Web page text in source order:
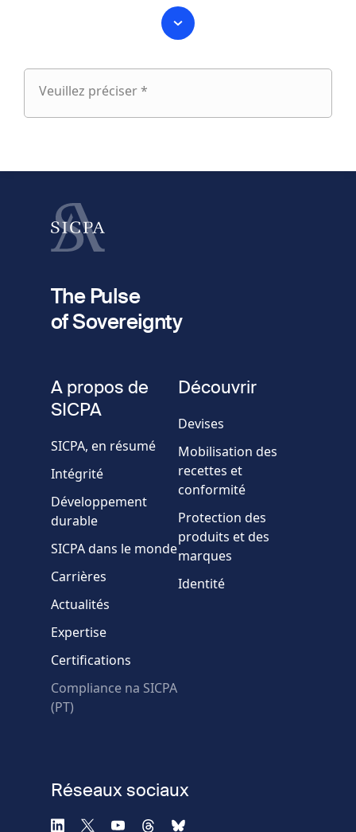
Veuillez préciser *
Veuillez
Nom
fieldset
téléphone
Société/Organisation
Pays
Message
Échec de la vérification.
Utilisez un autre
The Pulse
of Sovereignty
A propos de
SICPA
SICPA, en résumé
Intégrité
Développement
durable
SICPA dans le monde
Carrières
Actualités
Expertise
Certifications
Compliance na SICPA
(PT)
Découvrir
Devises
Mobilisation des
recettes et
conformité
Protection des
produits et des
marques
Identité
Réseaux sociaux